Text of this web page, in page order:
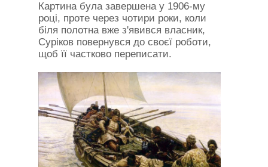
Картина була завершена у 1906-му
році, проте через чотири роки, коли
біля полотна вже з'явився власник,
Суріков повернувся до своєї роботи,
щоб її частково переписати.